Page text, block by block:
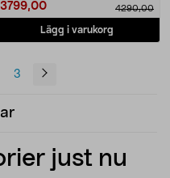
3799,00 4290,00
Lägg i varukorg
3
just nu